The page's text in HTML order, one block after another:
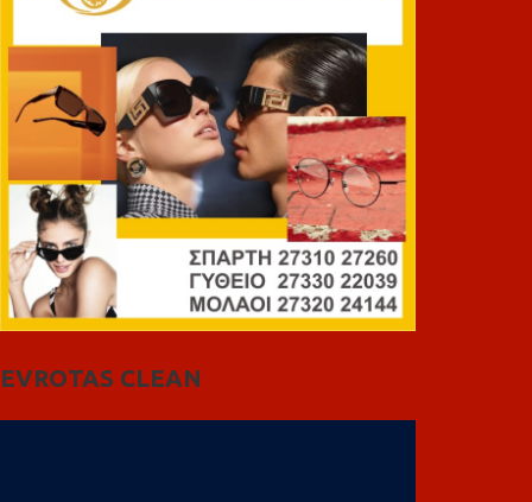
EVROTAS CLEAN